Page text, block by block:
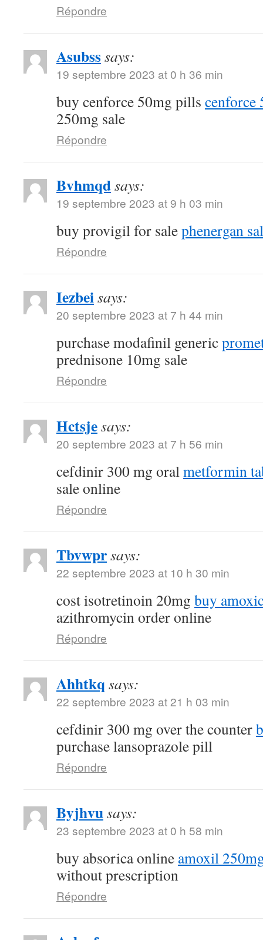
Répondre
Asubsssays:
19 septembre 2023 at 0 h 36 min
buy cenforce 50mg pills cenforce
250mg sale
Répondre
Bvhmqdsays:
19 septembre 2023 at 9 h 03 min
buy provigil for salephenergan
Répondre
Iezbeisays:
20 septembre 2023 at 7 h 44 min
purchase modafinil generic
prednisone 10mg sale
Répondre
Hctsjesays:
20 septembre 2023 at 7 h 56 min
cefdinir 300 mg oralmetformin
sale online
Répondre
Tbvwprsays:
22 septembre 2023 at 10 h 30 min
cost isotretinoin 20mg buy
azithromycin order online
Répondre
Ahhtkq says:
22 septembre 2023 at 21 h 03 min
cefdinir 300 mg over the counter
purchase lansoprazole pill
Répondre
Byjhvusays:
23 septembre 2023 at 0 h 58 min
buy absorica online amoxil
without prescription
Répondre